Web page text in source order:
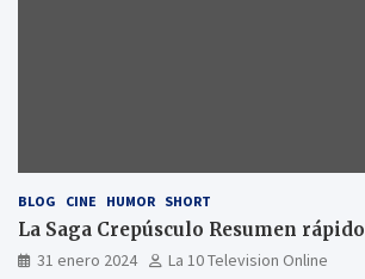
BLOG CINE HUMOR SHORT
La Saga Crepúsculo Resumen rápido
31 enero 2024 La 10 Television Online